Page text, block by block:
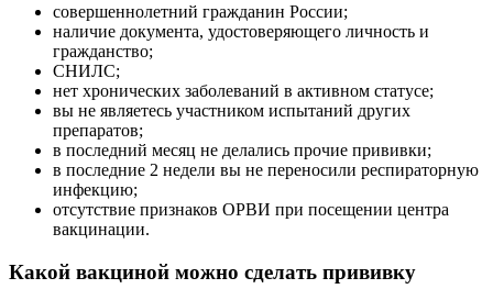
совершеннолетний гражданин России;
наличие документа, удостоверяющего личность и
гражданство;
СНИЛС;
нет хронических заболеваний в активном статусе;
вы не являетесь участником испытаний других
препаратов;
в последний месяц не делались прочие прививки;
в последние 2 недели вы не переносили респираторную
инфекцию;
отсутствие признаков ОРВИ при посещении центра
вакцинации.
Какой вакциной можно сделать прививку